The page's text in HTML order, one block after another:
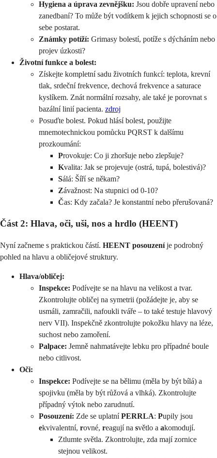
Hygiena a úprava zevnějšku: Jsou dobře upravení nebo
zanedbaní? To může být vodítkem k jejich schopnosti se o
sebe postarat.
Známky potíží: Grimasy bolestí, potíže s dýcháním nebo
projev úzkosti?
Životní funkce a bolest:
Získejte kompletní sadu životních funkcí: teplota, krevní
tlak, srdeční frekvence, dechová frekvence a saturace
kyslíkem. Znát normální rozsahy, ale také je porovnat s
bazální linií pacienta. zdroj
Posuďte bolest. Pokud hlásí bolest, použijte
mnemotechnickou pomůcku PQRST k dalšímu
prozkoumání:
Provokuje: Co ji zhoršuje nebo zlepšuje?
Kvalita: Jak se projevuje (ostrá, tupá, bolestivá)?
Sálá: Šíří se někam?
Závažnost: Na stupnici od 0-10?
Čas: Kdy začala? Je konstantní nebo přerušovaná?
Část 2: Hlava, oči, uši, nos a hrdlo (HEENT)
Nyní začneme s praktickou částí. HEENT posouzeníje podrobný
pohled na hlavu a obličejové struktury.
Hlava/obličej:
Inspekce: Podívejte se na hlavu na velikost a tvar.
Zkontrolujte obličej na symetrii (požádejte je, aby se
usmáli, zamračili, nafoukli tváře – to také testuje hlavový
nerv VII). Inspekčně zkontrolujte pokožku hlavy na léze,
suchost nebo zamoření.
Palpace: Jemně nahmatávejte lebku pro případné boule
nebo citlivost.
Oči:
Inspekce: Podívejte se na bělimu (měla by být bílá) a
spojivku (měla by být růžová a vlhká). Zkontrolujte
případný výtok nebo zarudnutí.
Posouzení: Zde se uplatníPERRLA: Pupily jsou
ekvivalentní, rovné, reagují na světlo a akomodují.
Ztlumte světla. Zkontrolujte, zda mají zornice
stejnou velikost.